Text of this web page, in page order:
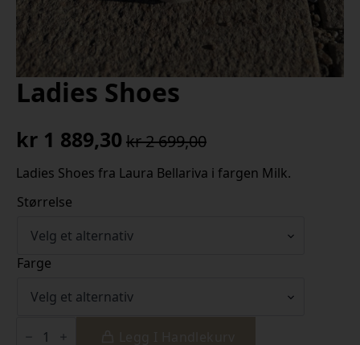
Ladies Shoes
kr2 699,00
Opprinnelig
pris
var:
699,00.
kr 1 889,30
Nåværende
pris
er:
889,30.
Ladies Shoes fra Laura Bellariva i fargen Milk.
Størrelse
Farge
Shoes